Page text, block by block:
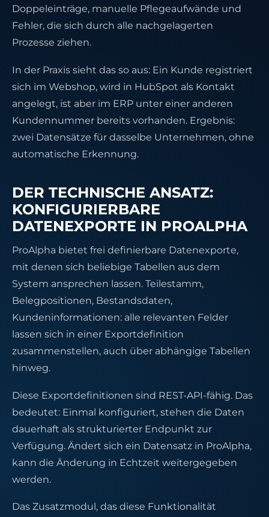
Doppeleinträge, manuelle Pflegeaufwände und
Fehler, die sich durch alle nachgelagerten
Prozesse ziehen.
In der Praxis sieht das so aus: Ein Kunde registriert
sich im Webshop, wird in HubSpot als Kontakt
angelegt, ist aber im ERP unter einer anderen
Kundennummer bereits vorhanden. Ergebnis:
zwei Datensätze für dasselbe Unternehmen, ohne
automatische Erkennung.
DER TECHNISCHE ANSATZ:
KONFIGURIERBARE
DATENEXPORTE IN PROALPHA
ProAlpha bietet frei definierbare Datenexporte,
mit denen sich beliebige Tabellen aus dem
System ansprechen lassen. Teilestamm,
Belegpositionen, Bestandsdaten,
Kundeninformationen: alle relevanten Felder
lassen sich in einer Exportdefinition
zusammenstellen, auch über abhängige Tabellen
hinweg.
Diese Exportdefinitionen sind REST-API-fähig. Das
bedeutet: Einmal konfiguriert, stehen die Daten
dauerhaft als strukturierter Endpunkt zur
Verfügung. Ändert sich ein Datensatz in ProAlpha,
kann die Änderung in Echtzeit weitergegeben
werden.
Das Zusatzmodul, das diese Funktionalität